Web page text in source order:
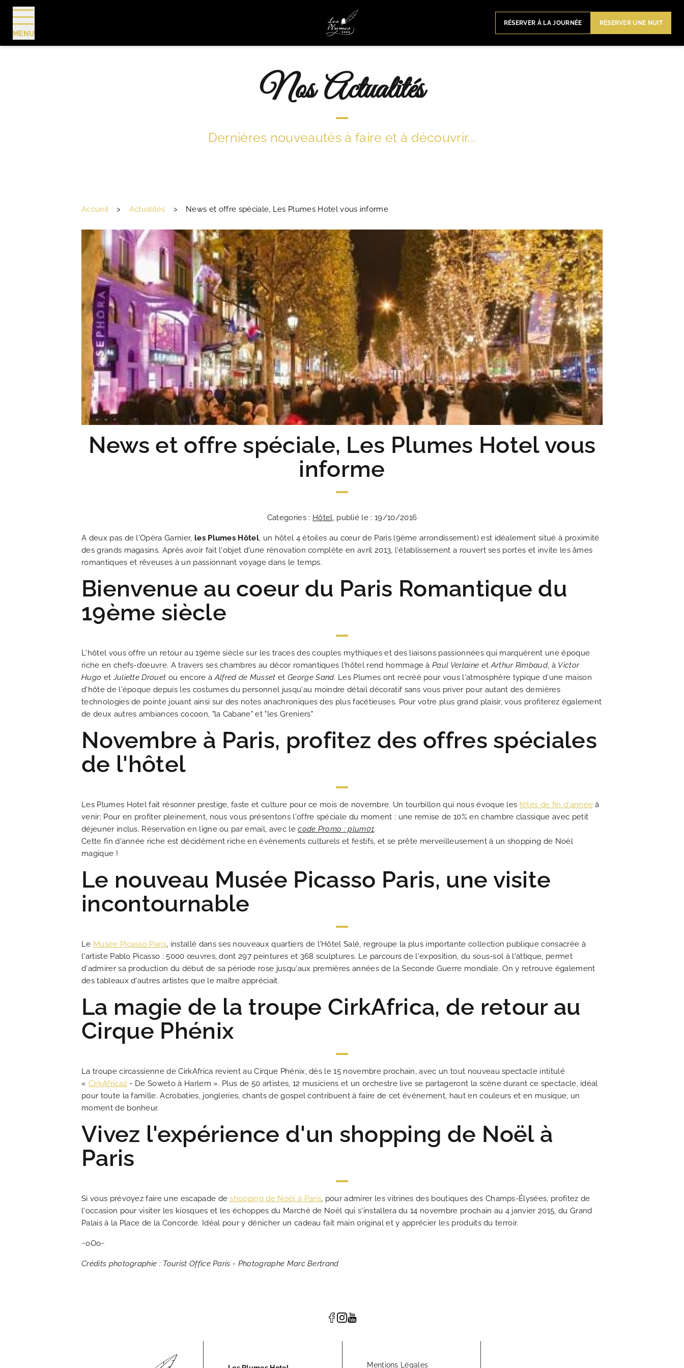
MENU
RÉSERVER À LA JOURNÉE RÉSERVER UNE NUIT
ACCUEIL
HOTEL ET SERVICES
OFFRES EXCLUSIVES
GALERIE PHOTOS
SITUATION
ACTUALITÉS
FAQ
ACTUALITÉS
DÉCOUVRIR
RÉSERVER
Nos Actualités
Dernières nouveautés à faire et à découvrir...
Accueil > Actualités > News et offre spéciale, Les Plumes Hotel vous informe
News et offre spéciale, Les Plumes Hotel vous
informe
Categories : Hôtel, publié le : 19/10/2016
A deux pas de l'Opéra Garnier, les Plumes Hôtel, un hôtel 4 étoiles au cœur de Paris (9ème arrondissement) est idéalement situé à proximité
des grands magasins. Après avoir fait l'objet d'une rénovation complète en avril 2013, l'établissement a rouvert ses portes et invite les âmes
romantiques et rêveuses à un passionnant voyage dans le temps.
Bienvenue au coeur du Paris Romantique du
19ème siècle
L'hôtel vous offre un retour au 19ème siècle sur les traces des couples mythiques et des liaisons passionnées qui marquèrent une époque
riche en chefs-d’œuvre. A travers ses chambres au décor romantiques l'hôtel rend hommage àPaul Verlaine etArthur Rimbaud, à Victor
Hugo etJuliette Drouet ou encore àAlfred de Musset et George Sand. Les Plumes ont recréé pour vous l'atmosphère typique d'une maison
d'hôte de l'époque depuis les costumes du personnel jusqu'au moindre détail décoratif sans vous priver pour autant des dernières
technologies de pointe jouant ainsi sur des notes anachroniques des plus facétieuses. Pour votre plus grand plaisir, vous profiterez également
de deux autres ambiances cocoon, "la Cabane" et "les Greniers"
Novembre à Paris, profitez des offres spéciales
de l'hôtel
Les Plumes Hotel fait résonner prestige, faste et culture pour ce mois de novembre. Un tourbillon qui nous évoque les fêtes de fin d'année à
venir; Pour en profiter pleinement, nous vous présentons l'offre spéciale du moment : une remise de 10% en chambre classique avec petit
déjeuner inclus. Réservation en ligne ou par email, avec lecode Promo : plum01.
Cette fin d'année riche est décidément riche en évènements culturels et festifs, et se prête merveilleusement à un shopping de Noël
magique !
Le nouveau Musée Picasso Paris, une visite
incontournable
Le Musée Picasso Paris, installé dans ses nouveaux quartiers de l'Hôtel Salé, regroupe la plus importante collection publique consacrée à
l'artiste Pablo Picasso : 5000 œuvres, dont 297 peintures et 368 sculptures. Le parcours de l'exposition, du sous-sol à l'attique, permet
d'admirer sa production du début de sa période rose jusqu'aux premières années de la Seconde Guerre mondiale. On y retrouve également
des tableaux d'autres artistes que le maître appréciait.
La magie de la troupe CirkAfrica, de retour au
Cirque Phénix
La troupe circassienne de CirkAfrica revient au Cirque Phénix, dès le 15 novembre prochain, avec un tout nouveau spectacle intitulé
« CirkAfrica2 - De Soweto à Harlem ». Plus de 50 artistes, 12 musiciens et un orchestre live se partageront la scène durant ce spectacle, idéal
pour toute la famille. Acrobaties, jongleries, chants de gospel contribuent à faire de cet événement, haut en couleurs et en musique, un
moment de bonheur.
Vivez l'expérience d'un shopping de Noël à
Paris
Si vous prévoyez faire une escapade deshopping de Noël à Paris, pour admirer les vitrines des boutiques des Champs-Élysées, profitez de
l'occasion pour visiter les kiosques et les échoppes du Marché de Noël qui s'installera du 14 novembre prochain au 4 janvier 2015, du Grand
Palais à la Place de la Concorde. Idéal pour y dénicher un cadeau fait main original et y apprécier les produits du terroir.
~oOo~
Crédits photographie : Tourist Office Paris - Photographe Marc Bertrand
Mentions Légales